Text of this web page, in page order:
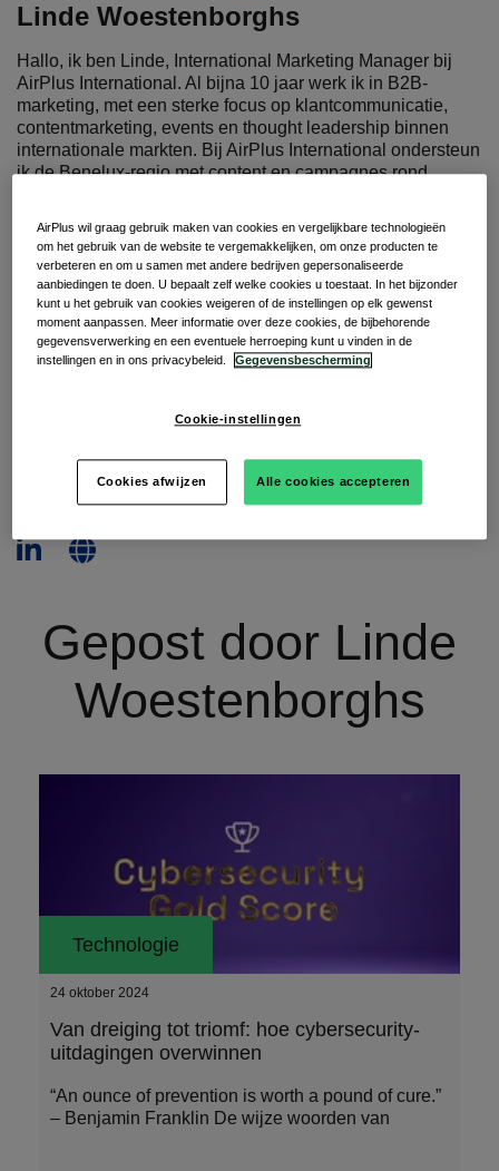
Linde Woestenborghs
Hallo, ik ben Linde, International Marketing Manager bij
AirPlus International. Al bijna 10 jaar werk ik in B2B-
marketing, met een sterke focus op klantcommunicatie,
contentmarketing, events en thought leadership binnen
internationale markten. Bij AirPlus International ondersteun
ik de Benelux-regio met content en campagnes rond
meegewerkt aan meer dan 50 contentstukken over
onderwerpen zoals: Corporate Payments; Virtual Cards &
Digital Payments; Business Travel Management;
Procurement & Purchasing en B2B Finance Innovation.
Wat mij het meest motiveert, is complexe onderwerpen
helder en toegankelijk maken. Ik geloof sterk in duidelijke,
praktische en klantgerichte communicatie die niet alleen
uitdagingen van professionals in finance, procurement en
ontwikkelingen binnen de sector vertalen naar inzichten
waar lezers effectief iets aan hebben.
Gepost door Linde
Woestenborghs
Technologie
24 oktober 2024
Van dreiging tot triomf: hoe cybersecurity-
uitdagingen overwinnen
“An ounce of prevention is worth a pound of cure.”
– Benjamin Franklin De wijze woorden van
AirPlus wil graag gebruik maken van cookies en vergelijkbare technologieën
om het gebruik van de website te vergemakkelijken, om onze producten te
verbeteren en om u samen met andere bedrijven gepersonaliseerde
aanbiedingen te doen. U bepaalt zelf welke cookies u toestaat. In het bijzonder
kunt u het gebruik van cookies weigeren of de instellingen op elk gewenst
moment aanpassen. Meer informatie over deze cookies, de bijbehorende
gegevensverwerking en een eventuele herroeping kunt u vinden in de
instellingen en in ons privacybeleid.
Gegevensbescherming
Cookie-instellingen
Cookies afwijzen Alle cookies accepteren